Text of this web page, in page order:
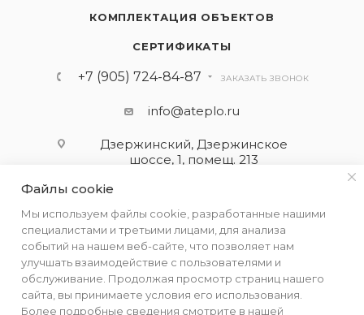
КОМПЛЕКТАЦИЯ ОБЪЕКТОВ
СЕРТИФИКАТЫ
+7 (905) 724-84-87 ЗАКАЗАТЬ ЗВОНОК
info@ateplo.ru
Дзержинский, Дзержинское
шоссе, 1, помещ. 213
ПОЛИТИКА КОНФИДЕНЦИАЛЬНОСТИ
Файлы cookie
Мы используем файлы cookie, разработанные нашими
специалистами и третьими лицами, для анализа
событий на нашем веб-сайте, что позволяет нам
улучшать взаимодействие с пользователями и
обслуживание. Продолжая просмотр страниц нашего
сайта, вы принимаете условия его использования.
Более подробные сведения смотрите в нашей